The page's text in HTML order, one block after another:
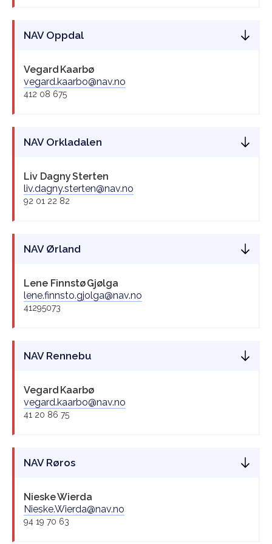
NAV Oppdal
Vegard Kaarbø
vegard.kaarbo@nav.no
412 08 675
NAV Orkladalen
Liv DagnySterten
liv.dagny.sterten@nav.no
92 01 22 82
NAV Ørland
Lene FinnstøGjølga
lene.finnsto.gjolga@nav.no
41295073
NAV Rennebu
Vegard Kaarbø
vegard.kaarbo@nav.no
41 20 86 75
NAV Røros
NieskeWierda
Nieske.Wierda@nav.no
94 19 70 63